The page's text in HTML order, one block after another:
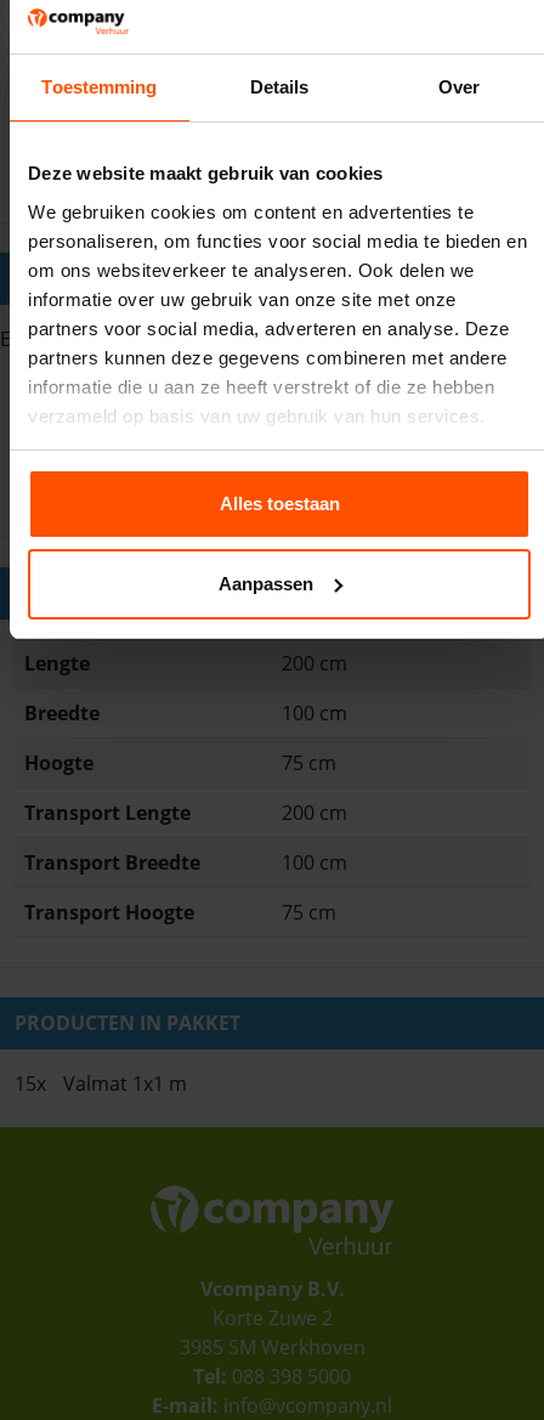
Toestemming Details Over
Deze website maakt gebruik van cookies
We gebruiken cookies om content en advertenties te
personaliseren, om functies voor social media te bieden en
om ons websiteverkeer te analyseren. Ook delen we
informatie over uw gebruik van onze site met onze
partners voor social media, adverteren en analyse. Deze
partners kunnen deze gegevens combineren met andere
informatie die u aan ze heeft verstrekt of die ze hebben
verzameld op basis van uw gebruik van hun services.
Alles toestaan
Aanpassen
Hoeveel valmatten zitten er in pakket XXL?
Het aantal valmatten wordt gekozen aan de hand van
het luchtkussen dat u besteld. Daarnaast hebben we
verschillende maten valmatten. We zorgen er in
luchtkussen dat u huurt.
BEOORDELING:
Er zijn geen beoordelingen
Een beoordeling toevoegen
PRODUCTEIGENSCHAPPEN
Lengte
200 cm
Breedte
100 cm
Hoogte
75 cm
Transport Lengte
200 cm
Transport Breedte
100 cm
Transport Hoogte
75 cm
PRODUCTEN IN PAKKET
15x Valmat 1x1 m
Vcompany B.V.
Korte Zuwe 2
3985 SM Werkhoven
Tel: 088 398 5000
E-mail: info@vcompany.nl